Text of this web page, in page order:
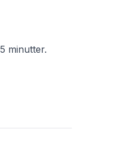
minutter.